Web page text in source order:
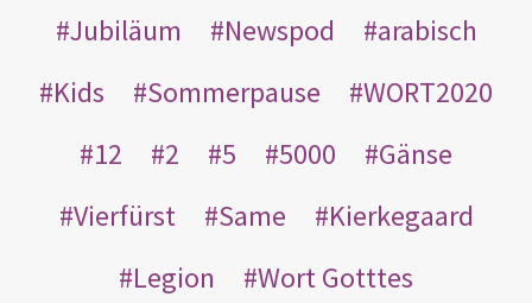
Jubiläum
Newspod
arabisch
Kids
Sommerpause
WORT2020
12
2 5 5000
Gänse
Vierfürst
Same
Kierkegaard
Legion
Wort Gotttes